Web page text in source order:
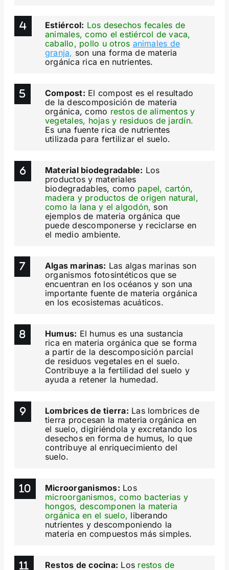
Estiércol: Los desechos fecales de
animales, como el estiércol de vaca,
caballo, pollo u otros animales de
granja, son una forma de materia
orgánica rica en nutrientes.
Compost: El compost es el resultado
de la descomposición de materia
orgánica, como restos de alimentos y
vegetales, hojas y residuos de jardín.
Es una fuente rica de nutrientes
utilizada para fertilizar el suelo.
Material biodegradable: Los
productos y materiales
biodegradables, como papel, cartón,
madera y productos de origen natural,
como la lana y el algodón, son
ejemplos de materia orgánica que
puede descomponerse y reciclarse en
el medio ambiente.
Algas marinas: Las algas marinas son
organismos fotosintéticos que se
encuentran en los océanos y son una
importante fuente de materia orgánica
en los ecosistemas acuáticos.
Humus: El humus es una sustancia
rica en materia orgánica que se forma
a partir de la descomposición parcial
de residuos vegetales en el suelo.
Contribuye a la fertilidad del suelo y
ayuda a retener la humedad.
Lombrices de tierra: Las lombrices de
tierra procesan la materia orgánica en
el suelo, digiriéndola y excretando los
desechos en forma de humus, lo que
contribuye al enriquecimiento del
suelo.
Microorganismos: Los
microorganismos, como bacterias y
hongos, descomponen la materia
orgánica en el suelo, liberando
nutrientes y descomponiendo la
materia en compuestos más simples.
Restos de cocina: Los restos de